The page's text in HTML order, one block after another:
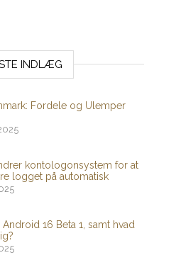
INDLÆG
Fordele og Ulemper
kontologonsystem for at
logget på automatisk
16 Beta 1, samt hvad